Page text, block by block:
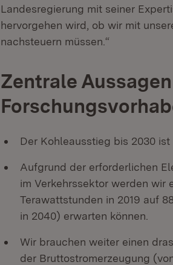
Landesregierung mit seiner
hervorgehen wird, ob wir mit
nachsteuern müssen.“
Zentrale
Der Kohleausstieg bis 2030
Aufgrund der erforderlichen
im Verkehrssektor werden wir
Terawattstunden in 2019 auf
in 2040) erwarten können.
Wir brauchen weiter einen
der Bruttostromerzeugung